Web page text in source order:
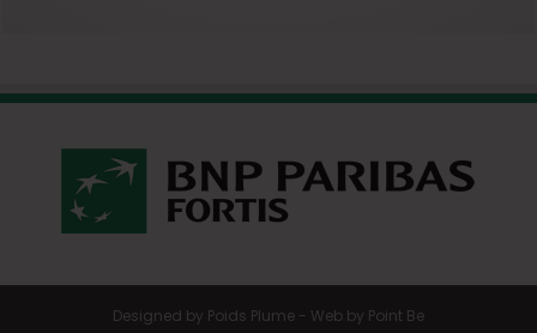
Designed by Poids Plume - Web by Point Be